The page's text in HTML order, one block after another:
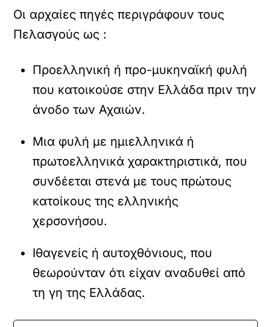
Οι αρχαίες πηγές περιγράφουν τους
Πελασγούς ως :
Προελληνική ή προ-μυκηναϊκή φυλή
που κατοικούσε στην Ελλάδα πριν την
άνοδο των Αχαιών.
Μια φυλή με ημιελληνικά ή
πρωτοελληνικά χαρακτηριστικά, που
συνδέεται στενά με τους πρώτους
κατοίκους της ελληνικής
χερσονήσου.
Ιθαγενείς ή αυτοχθόνιους, που
θεωρούνταν ότι είχαν αναδυθεί από
τη γη της Ελλάδας.